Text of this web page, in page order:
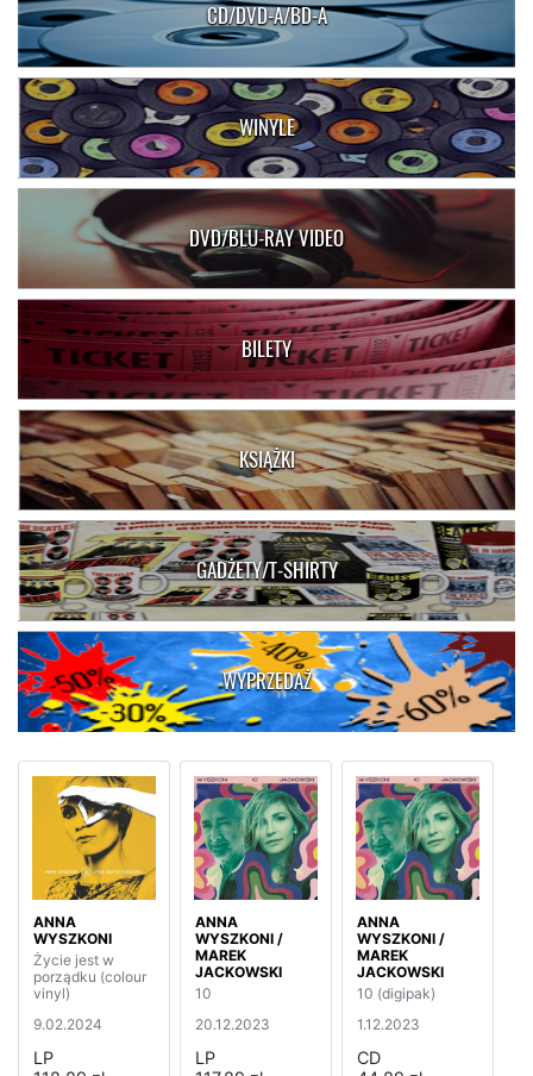
CD/DVD-A/BD-A
WINYLE
DVD/BLU-RAY VIDEO
BILETY
KSIĄŻKI
GADŻETY/T-SHIRTY
WYPRZEDAŻ
ANNA
WYSZKONI
Życie jest w
porządku (colour
vinyl)
9.02.2024
LP
ANNA
WYSZKONI /
MAREK
JACKOWSKI
10
20.12.2023
LP
ANNA
WYSZKONI /
MAREK
JACKOWSKI
10 (digipak)
1.12.2023
CD